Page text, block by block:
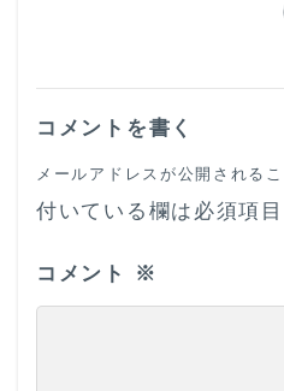
コメントを書く
メールアドレスが公開される
付いている欄は必須項
コメント ※